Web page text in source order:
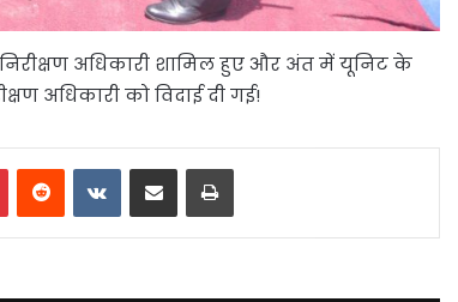
अधिकारी शामिल हुए और अंत में यूनिट के
अधिकारी को विदाई दी गई!
PinterestReddit VKontakte
Share via Email Print